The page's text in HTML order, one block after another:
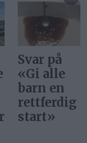
Ønsker vi
at
bor i
Norge?